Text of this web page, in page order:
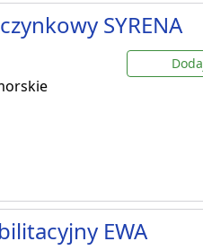
SYRENA
EWA